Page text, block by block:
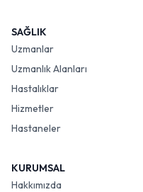
SAĞLIK
Uzmanlar
Uzmanlık Alanları
Hastalıklar
Hizmetler
Hastaneler
KURUMSAL
Hakkımızda